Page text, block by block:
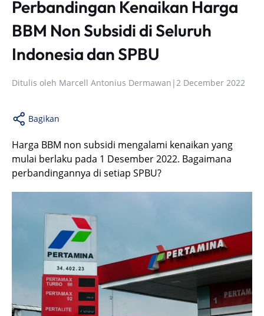
Perbandingan Kenaikan Harga
BBM Non Subsidi di Seluruh
Indonesia dan SPBU
Ditulis oleh Marcell Antonius Dermawan |2 December 2022
Bagikan
Harga BBM non subsidi mengalami kenaikan yang
mulai berlaku pada 1 Desember 2022. Bagaimana
perbandingannya di setiap SPBU?